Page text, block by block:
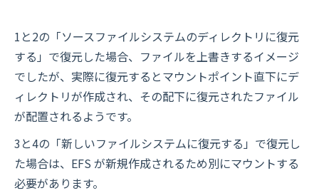
1と2の「ソースファイルシステムのディレクトリに復元
する」で復元した場合、ファイルを上書きするイメージ
でしたが、実際に復元するとマウントポイント直下にデ
ィレクトリが作成され、その配下に復元されたファイル
が配置されるようです。
3と4の「新しいファイルシステムに復元する」で復元し
た場合は、EFS が新規作成されるため別にマウントする
必要があります。